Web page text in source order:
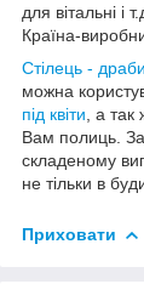
для вітальні і
Країна-
Стілець -
можна
під квіти , а
Вам полиць.
складеному
не тільки в
Приховати